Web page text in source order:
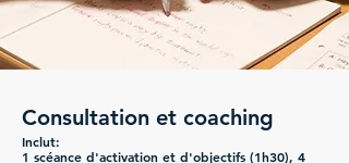
Consultation et coaching
Inclut:
1 scéance d'activation et d'objectifs (1h30), 4